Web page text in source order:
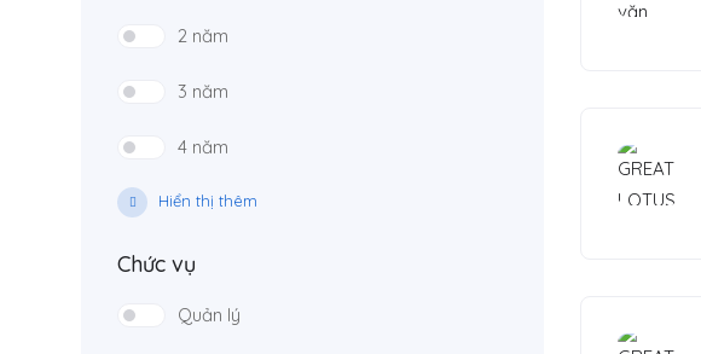
2 năm
3 năm
4 năm
Hiển thị thêm
Chức vụ
Quản lý